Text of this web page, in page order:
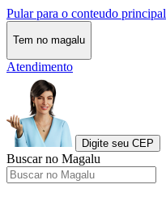
Pular para o conteudo principal
Tem no magalu
Atendimento
Digite seu CEP
Buscar no Magalu